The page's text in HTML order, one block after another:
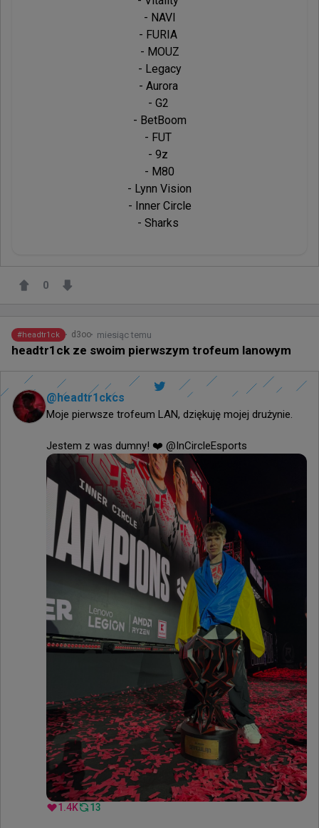
- NAVI
- FURIA
- MOUZ
- Legacy
- Aurora
- G2
- BetBoom
- FUT
- 9z
- M80
- Lynn Vision
- Inner Circle
- Sharks
0
#headtr1ck d3oo miesiąc temu
headtr1ck ze swoim pierwszym trofeum lanowym
@headtr1ckcs
Moje pierwsze trofeum LAN, dziękuję mojej drużynie.
Jestem z was dumny! ❤️ @InCircleEsports
1.4K 13